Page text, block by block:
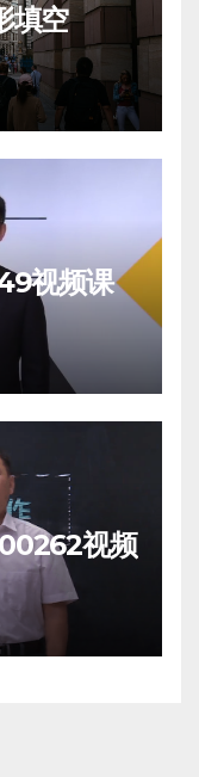
填空
视频课
视频